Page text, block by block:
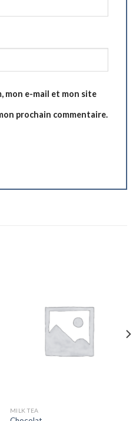
mon e-mail et mon site
prochain commentaire.
MILK TEA